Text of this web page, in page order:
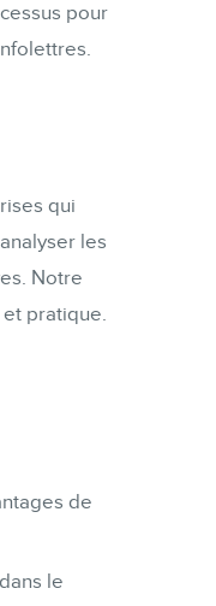
pour
qui
les
Notre
pratique.
de
le